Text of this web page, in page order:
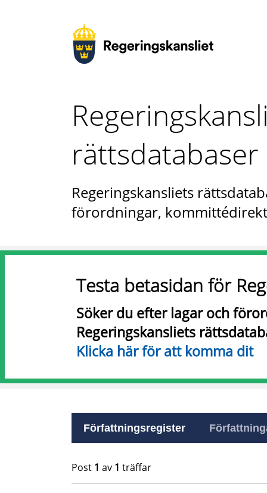
rättsdatabaser
Regeringskansliets
förordningar,
Testa betasidan för
Söker du efter lagar och
Regeringskansliets
Klicka här för att komma dit
Författningsregister
Post 1 av 1 träffar